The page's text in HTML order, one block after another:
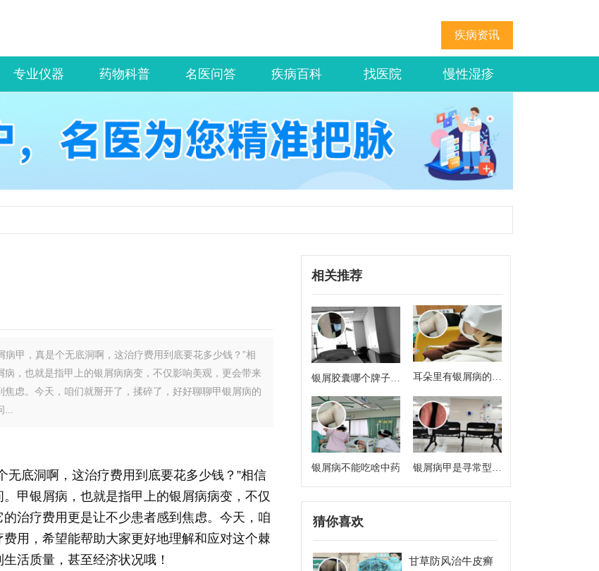
疾病资讯
专业仪器 药物科普 名医问答 疾病百科 找医院 慢性湿疹
甲，真是个无底洞啊，这治疗费用到底要花多少钱？”相
，也就是指甲上的银屑病病变，不仅影响美观，更会带来
虑。今天，咱们就掰开了，揉碎了，好好聊聊甲银屑病的
底洞啊，这治疗费用到底要花多少钱？”相信
甲银屑病，也就是指甲上的银屑病病变，不仅
治疗费用更是让不少患者感到焦虑。今天，咱
用，希望能帮助大家更好地理解和应对这个棘
活质量，甚至经济状况哦！
相关推荐
银屑胶囊哪个牌子效
果好
耳朵里有银屑病的症
银屑病不能吃啥中药
银屑病甲是寻常型牛
皮癣么
猜你喜欢
甘草防风治牛皮癣